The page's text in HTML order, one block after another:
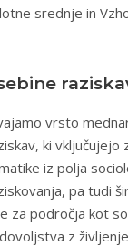
srednje in
vrsto
ki vključujejo
iz polja
pa tudi
za področja kot
z